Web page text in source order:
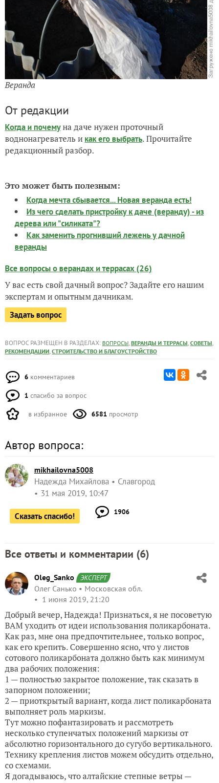
Веранда
От редакции
Когда и почемуна даче нужен проточный
воднонагреватель и как его выбрать. Прочитайте
редакционный разбор.
Это может быть полезным:
Когда мечта сбывается... Новая веранда есть!
Из чего сделать пристройку к даче (веранду) - из
дерева или "силиката"?
Как заменить прогнивший лежень у дачной
веранды
Все вопросы о верандах и террасах (26)
У вас есть свой дачный вопрос? Задайте его нашим
экспертам и опытным дачникам.
Задать вопрос
ВОПРОС РАЗМЕЩЕН В РАЗДЕЛАХ: ВОПРОСЫ, ВЕРАНДЫ И ТЕРРАСЫ, СОВЕТЫ,
РЕКОМЕНДАЦИИ, СТРОИТЕЛЬСТВО И БЛАГОУСТРОЙСТВО
6 комментариев
1 спасибо за вопрос
в избранное 6581 просмотр
Автор вопроса:
mikhailovna5008
Надежда Михайлова
Славгород
31 мая 2019, 10:47
Сказать спасибо! 1906
Все ответы и комментарии (6)
Oleg_Sanko ЭКСПЕРТ
Олег Санько
Московская обл.
1 июня 2019, 21:20
Добрый вечер, Надежда! Признаться, я не посоветую
ВАМ уходить от идеи использования поликарбоната.
Как раз, мне она предпочтительнее, только вопрос,
как его крепить. Совершенно ясно, что у листов
сотового поликарбоната должно быть как минимум
два рабочих положения:
1 — полностью закрытое положение, так сказать в
запорном положении;
2 — приоткрытый вариант, когда лист поликарбоната
выполняет роль маркизы.
Тут можно пофантазировать и рассмотреть
несколько ступенчатых положений маркизы от
абсолютно горизонтального до сугубо вертикального.
Технику крепления листов можем обсудить отдельно,
со схемами.
Я догадываюсь, что алтайские степные ветры —